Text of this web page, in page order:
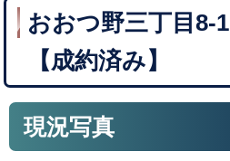
おおつ野三丁目8-1
【成約済み】
現況写真